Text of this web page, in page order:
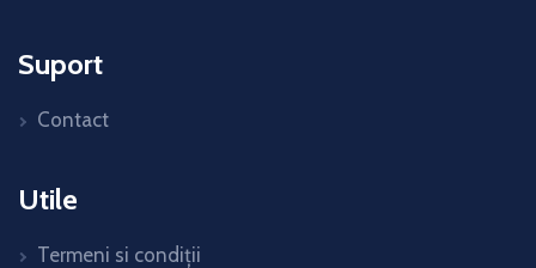
Suport
Contact
Utile
Termeni si condiții